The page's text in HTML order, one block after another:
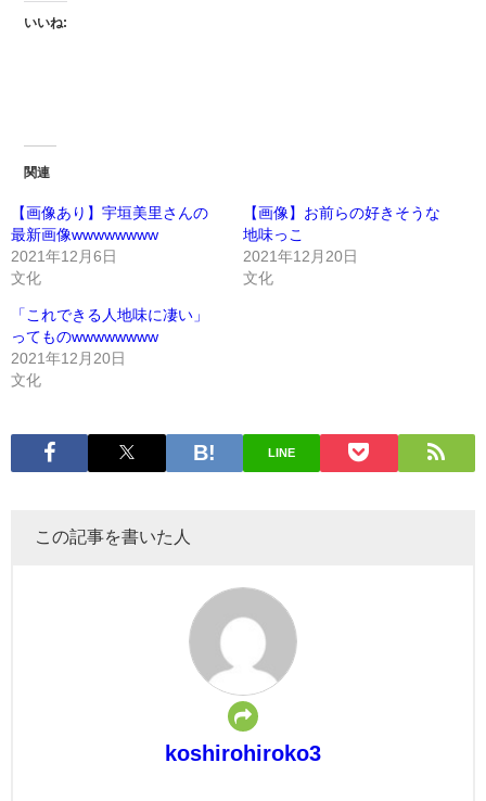
いいね:
関連
【画像あり】宇垣美里さんの
最新画像wwwwwwww
2021年12月6日
文化
【画像】お前らの好きそうな
地味っこ
2021年12月20日
文化
「これできる人地味に凄い」
ってものwwwwwwww
2021年12月20日
文化
LINE
この記事を書いた人
koshirohiroko3